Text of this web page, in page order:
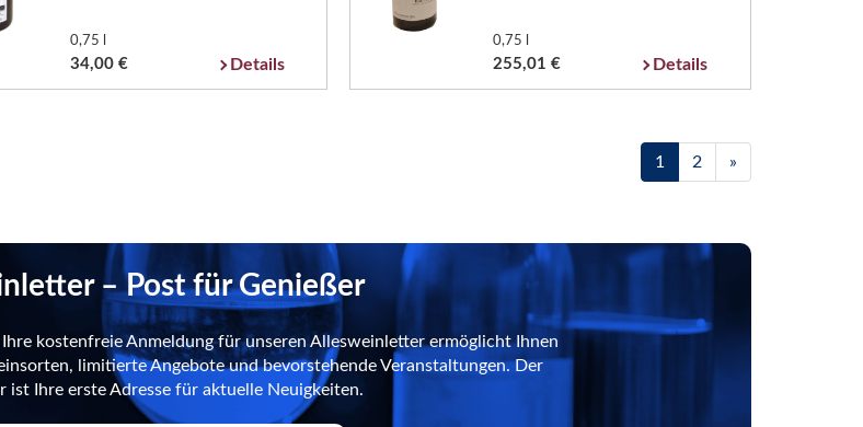
0,75 l
34,00 € Details
0,75 l
255,01 € Details
1 2 »
– Post für Genießer
kostenfreie Anmeldung für unseren Allesweinletter ermöglicht Ihnen
limitierte Angebote und bevorstehende Veranstaltungen. Der
ist Ihre erste Adresse für aktuelle Neuigkeiten.